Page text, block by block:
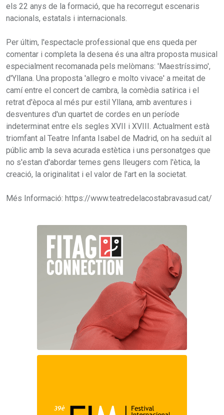
els 22 anys de la formació, que ha recorregut escenaris
nacionals, estatals i internacionals.
Per últim, l'espectacle professional que ens queda per
comentar i completa la desena és una altra proposta musical
especialment recomanada pels melòmans: 'Maestríssimo',
d'Yllana. Una proposta 'allegro e molto vivace' a meitat de
camí entre el concert de cambra, la comèdia satírica i el
retrat d'època al més pur estil Yllana, amb aventures i
desventures d'un quartet de cordes en un període
indeterminat entre els segles XVII i XVIII. Actualment està
triomfant al Teatre Infanta Isabel de Madrid, on ha seduït al
públic amb la seva acurada estètica i uns personatges que
no s'estan d'abordar temes gens lleugers com l'ètica, la
creació, la originalitat i el valor de l'art en la societat.
Més Informació: https://www.teatredelacostabravasud.cat/